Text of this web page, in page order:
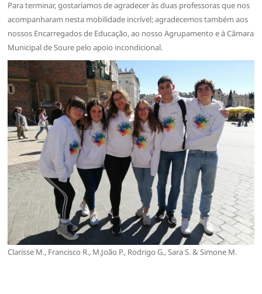
Para terminar, gostaríamos de agradecer às duas professoras que nos
acompanharam nesta mobilidade incrível; agradecemos também aos
nossos Encarregados de Educação, ao nosso Agrupamento e à Câmara
Municipal de Soure pelo apoio incondicional.
Clarisse M., Francisco R., M.João P., Rodrigo G., Sara S. & Simone M.